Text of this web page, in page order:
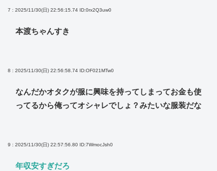
7 : 2025/11/30(日) 22:56:15.74 ID:0rx2Q3uw0
本渡ちゃんすき
8 : 2025/11/30(日) 22:56:58.74 ID:OF021MTw0
なんだかオタクが服に興味を持ってしまってお金も使
ってるから俺ってオシャレでしょ？みたいな服装だな
9 : 2025/11/30(日) 22:57:56.80 ID:7WmocJsh0
年収安すぎだろ